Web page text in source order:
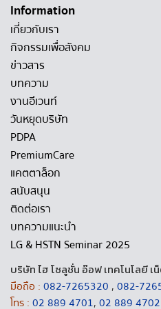
Information
เกี่ยวกับเรา
กิจกรรมเพื่อสังคม
ข่าวสาร
บทความ
งานอีเวนท์
วันหยุดบริษัท
PDPA
PremiumCare
แคตตาล็อก
สนับสนุน
ติดต่อเรา
บทความแนะนำ
LG & HSTN Seminar 2025
บริษัท ไฮ โซลูชั่น อ๊อฟ เทคโนโลยี เ
มือถือ : 082-7265320 , 082-
โทร : 02 889 4701, 02 889 4702